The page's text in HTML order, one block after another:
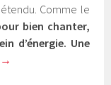
Comme le
bien chanter,
d’énergie. Une
→